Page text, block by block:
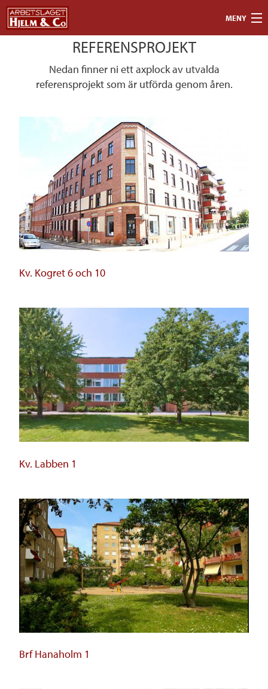
Hoppa till huvudinnehåll
MENY
ENTREPRENAD
SERVICE
REFERENSPROJEKT
Nedan finner ni ett axplock av utvalda
referensprojekt som är utförda genom åren.
Kv. Kogret 6 och 10
Kv. Labben 1
Brf Hanaholm 1